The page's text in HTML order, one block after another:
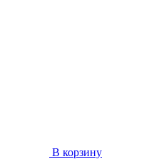
В корзину